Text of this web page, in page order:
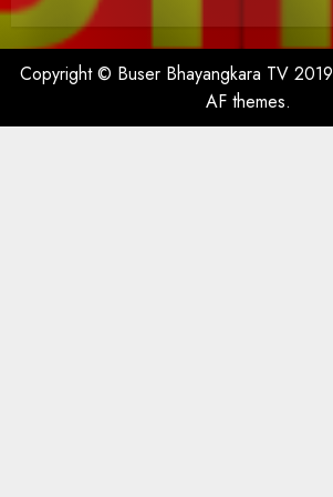
Copyright © Buser Bhayangkara TV 2019
AF themes.